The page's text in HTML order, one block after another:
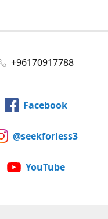
+96170917788
Facebook
@seekforless3
YouTube